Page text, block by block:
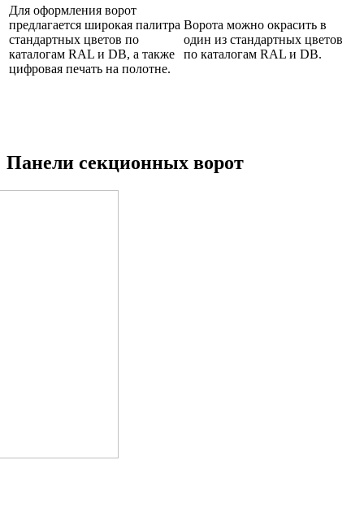
Для оформления ворот
предлагается широкая палитра
стандартных цветов по
каталогам RAL и DB, а также
цифровая печать на полотне.
Ворота можно окрасить в
один из стандартных цветов
по каталогам RAL и DB.
Панели секционных ворот